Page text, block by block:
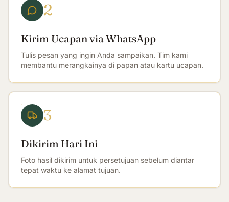
2
Kirim Ucapan via WhatsApp
Tulis pesan yang ingin Anda sampaikan. Tim kami
membantu merangkainya di papan atau kartu ucapan.
3
Dikirim Hari Ini
Foto hasil dikirim untuk persetujuan sebelum diantar
tepat waktu ke alamat tujuan.